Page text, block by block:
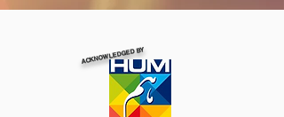
ACKNOWLEDGED BY